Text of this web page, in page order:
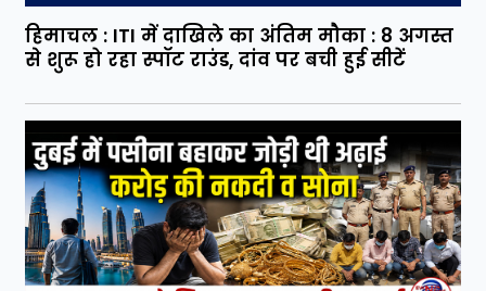
हिमाचल : ITI में दाखिले का अंतिम मौका : 8 अगस्त
से शुरू हो रहा स्पॉट राउंड, दांव पर बची हुई सीटें